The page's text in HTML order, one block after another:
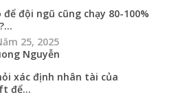
để đội ngũ cũng chạy 80-100%
25, 2025
Nguyễn
xác định nhân tài của
để...